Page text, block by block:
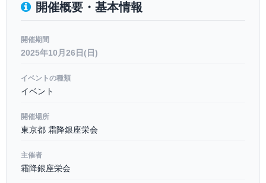
開催概要・基本情報
開催期間
2025年10月26日(日)
イベントの種類
イベント
開催場所
東京都 霜降銀座栄会
主催者
霜降銀座栄会